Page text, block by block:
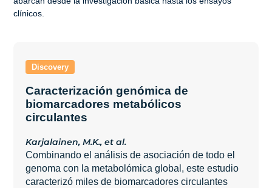
clínicos.
Caracterización genómica de
biomarcadores metabólicos
circulantes
Karjalainen, M.K., et al.
Combinando el análisis de asociación de todo el
genoma con la metabolómica global, este estudio
caracterizó miles de biomarcadores circulantes